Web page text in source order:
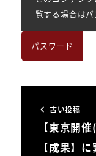
覧する場合は
パスワード
古い投稿
【東京開
【成果】